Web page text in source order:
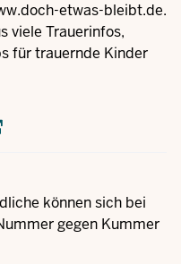
etwas-bleibt.de.
viele Trauerinfos,
für trauernde Kinder
können sich bei
gegen Kummer